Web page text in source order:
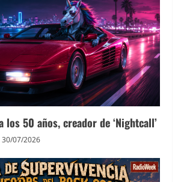
los 50 años, creador de ‘Nightcall’
30/07/2026